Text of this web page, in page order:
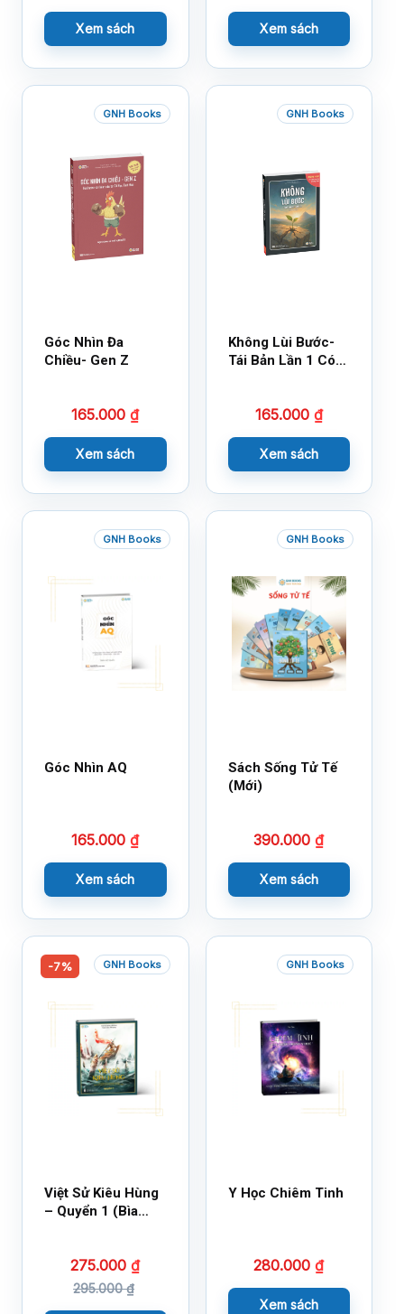
Xem sách Xem sách
GNH Books
Góc Nhìn Đa
Chiều- Gen Z
165.000₫
Xem sách
GNH Books
Không Lùi Bước-
Tái Bản Lần 1 Có
165.000 ₫
Xem sách
GNH Books
Góc Nhìn AQ
165.000₫
Xem sách
GNH Books
Sách Sống Tử Tế
(Mới)
390.000₫
Xem sách
-7% GNH Books
Việt Sử Kiêu Hùng
– Quyển 1 (Bìa
275.000₫
295.000₫
GNH Books
Y Học Chiêm Tinh
280.000₫
Xem sách